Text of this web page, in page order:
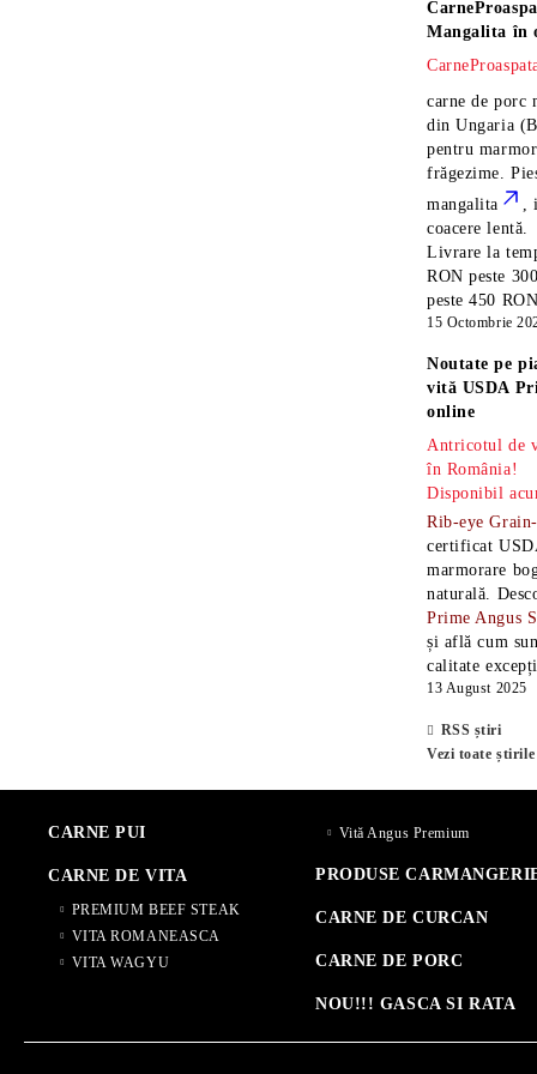
Mangalita în
carne de porc
din Ungaria
pentru
frăgezime.
mangalita
,
coacere lentă.
Livrare la
RON peste
peste 450
15 Octombrie
Noutate pe
vită USDA
online
Antricotul de
în România!
Disponibil
Rib-eye
certificat
marmorare
naturală.
Prime Angus
și află cum
calitate
13 August 2025
RSS știri
Vezi toate știrile
CARNE PUI
CARNE DE VITA
PREMIUM BEEF STEAK
VITA ROMANEASCA
VITA WAGYU
Vită Angus Premium
PRODUSE
CARNE DE CURCAN
CARNE DE PORC
NOU!!! GASCA SI RATA